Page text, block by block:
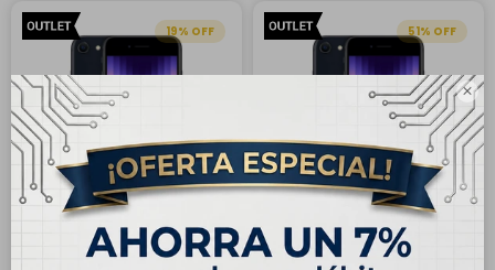

19
ENVÍO GRATIS
51
ENVÍO GRATIS